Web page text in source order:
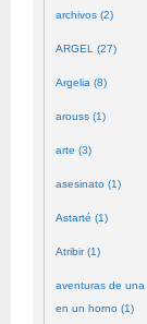
archivos (2)
ARGEL (27)
Argelia (8)
arouss (1)
arte (3)
asesinato (1)
Astarté (1)
Atribir (1)
aventuras de una
en un horno (1)